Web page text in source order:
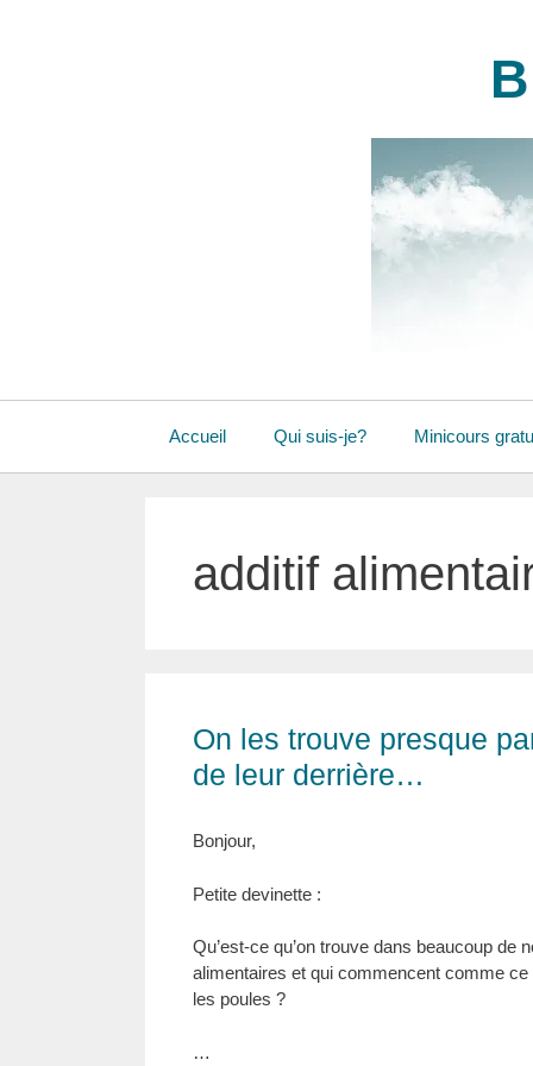
Accueil Qui suis-je? Minicours
additif
On les trouve presque
de leur derrière…
Bonjour,
Petite devinette :
Qu’est-ce qu’on trouve dans beaucoup de
alimentaires et qui commencent comme ce
les poules ?
…